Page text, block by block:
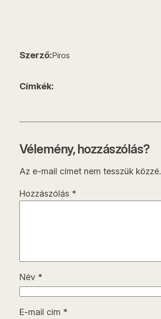
Szerző:Piros
Címkék:
Vélemény, hozzászólás?
Az e-mail címet nem tesszük közzé.
Hozzászólás *
Név *
E-mail cím *